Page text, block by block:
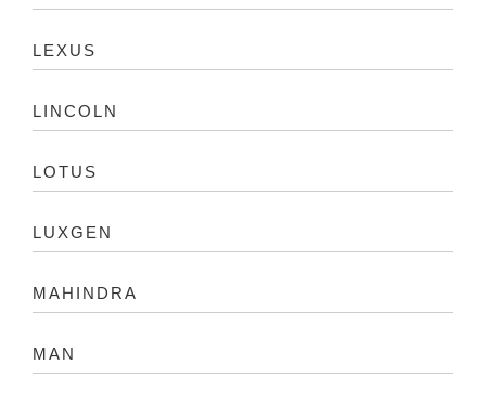
LEXUS
LINCOLN
LOTUS
LUXGEN
MAHINDRA
MAN